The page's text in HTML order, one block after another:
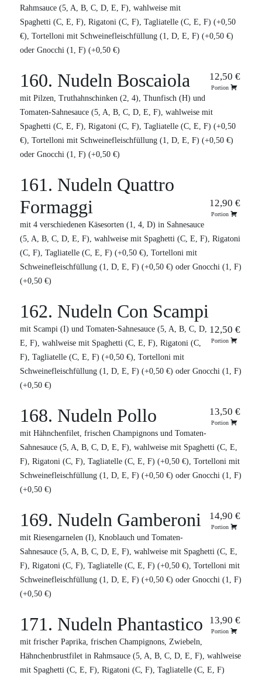
Rahmsauce (5, A, B, C, D, E, F), wahlweise mit
Spaghetti (C, E, F), Rigatoni (C, F), Tagliatelle (C, E, F) (+0,50
€), Tortelloni mit Schweinefleischfüllung (1, D, E, F) (+0,50 €)
oder Gnocchi (1, F) (+0,50 €)
160. Nudeln Boscaiola 12,50 €
Portion
mit Pilzen, Truthahnschinken (2, 4), Thunfisch (H) und
Tomaten-Sahnesauce (5, A, B, C, D, E, F), wahlweise mit
Spaghetti (C, E, F), Rigatoni (C, F), Tagliatelle (C, E, F) (+0,50
€), Tortelloni mit Schweinefleischfüllung (1, D, E, F) (+0,50 €)
oder Gnocchi (1, F) (+0,50 €)
161. Nudeln Quattro
Formaggi
12,90 €
Portion
mit 4 verschiedenen Käsesorten (1, 4, D) in Sahnesauce
(5, A, B, C, D, E, F), wahlweise mit Spaghetti (C, E, F), Rigatoni
(C, F), Tagliatelle (C, E, F) (+0,50 €), Tortelloni mit
Schweinefleischfüllung (1, D, E, F) (+0,50 €) oder Gnocchi (1, F)
(+0,50 €)
162. Nudeln Con Scampi
12,50 €
Portion
mit Scampi (I) und Tomaten-Sahnesauce (5, A, B, C, D,
E, F), wahlweise mit Spaghetti (C, E, F), Rigatoni (C,
F), Tagliatelle (C, E, F) (+0,50 €), Tortelloni mit
Schweinefleischfüllung (1, D, E, F) (+0,50 €) oder Gnocchi (1, F)
(+0,50 €)
168. Nudeln Pollo 13,50 €
Portion
mit Hähnchenfilet, frischen Champignons und Tomaten-
Sahnesauce (5, A, B, C, D, E, F), wahlweise mit Spaghetti (C, E,
F), Rigatoni (C, F), Tagliatelle (C, E, F) (+0,50 €), Tortelloni mit
Schweinefleischfüllung (1, D, E, F) (+0,50 €) oder Gnocchi (1, F)
(+0,50 €)
169. Nudeln Gamberoni 14,90 €
Portion
mit Riesengarnelen (I), Knoblauch und Tomaten-
Sahnesauce (5, A, B, C, D, E, F), wahlweise mit Spaghetti (C, E,
F), Rigatoni (C, F), Tagliatelle (C, E, F) (+0,50 €), Tortelloni mit
Schweinefleischfüllung (1, D, E, F) (+0,50 €) oder Gnocchi (1, F)
(+0,50 €)
171. Nudeln Phantastico 13,90 €
Portion
mit frischer Paprika, frischen Champignons, Zwiebeln,
Hähnchenbrustfilet in Rahmsauce (5, A, B, C, D, E, F), wahlweise
mit Spaghetti (C, E, F), Rigatoni (C, F), Tagliatelle (C, E, F)